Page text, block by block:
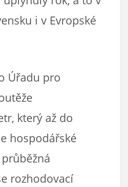
i v Evropské
Úřadu pro
který až do
hospodářské
rozhodovací